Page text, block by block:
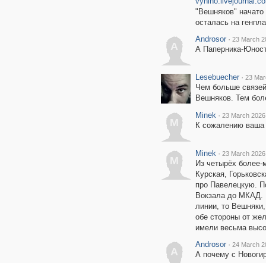
"Вешняков"
осталась на
A
Androsor · 23 March
А Паперника-
Lesebuecher · 23
Чем больше
Вешняков. Тем
M
Minek · 23 March
К сожалению ваша
M
Minek · 23 March
Из четырёх
Курская,
про Павелецкую.
Вокзала до МКАД.
линии, то
обе стороны от
имели весьма
A
Androsor · 24 March
А почему с